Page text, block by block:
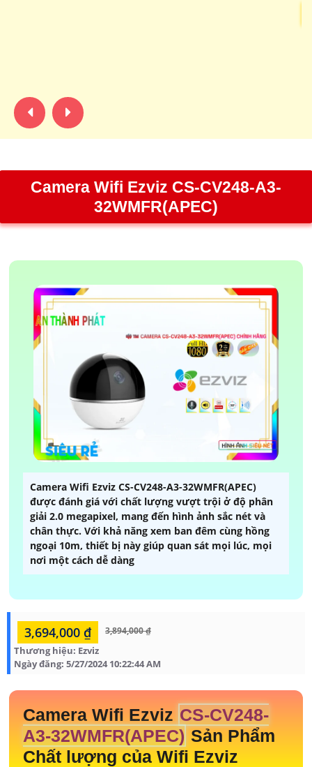
Camera Wifi Ezviz CS-CV248-A3-
32WMFR(APEC)
Camera Wifi Ezviz CS-CV248-A3-32WMFR(APEC)
được đánh giá với chất lượng vượt trội ở độ phân
giải 2.0 megapixel, mang đến hình ảnh sắc nét và
chân thực. Với khả năng xem ban đêm cùng hồng
ngoại 10m, thiết bị này giúp quan sát mọi lúc, mọi
nơi một cách dễ dàng
3,694,000 ₫ 3,894,000 ₫
Thương hiệu: Ezviz
Ngày đăng: 5/27/2024 10:22:44 AM
Camera Wifi Ezviz CS-CV248-
A3-32WMFR(APEC) Sản Phẩm
Chất lượng của Wifi Ezviz